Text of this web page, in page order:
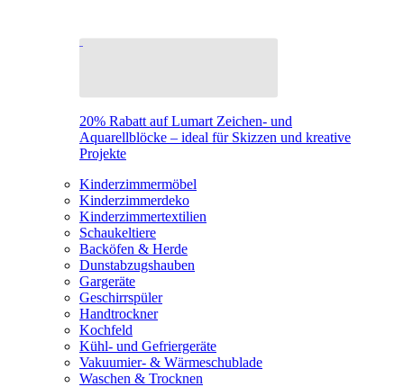
20% Rabatt auf Lumart Zeichen- und
Aquarellblöcke – ideal für Skizzen und kreative
Projekte
Kinderzimmermöbel
Kinderzimmerdeko
Kinderzimmertextilien
Schaukeltiere
Backöfen & Herde
Dunstabzugshauben
Gargeräte
Geschirrspüler
Handtrockner
Kochfeld
Kühl- und Gefriergeräte
Vakuumier- & Wärmeschublade
Waschen & Trocknen